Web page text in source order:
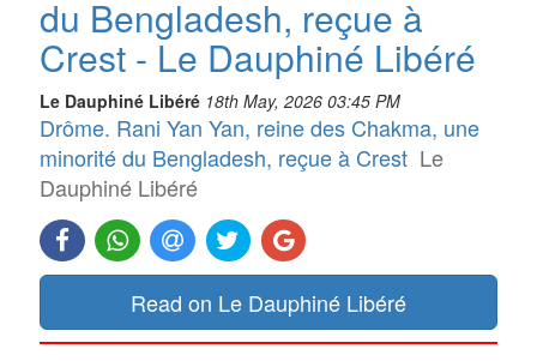
du Bengladesh, reçue à
Crest - Le Dauphiné Libéré
Le Dauphiné Libéré 18th May, 2026 03:45 PM
Drôme. Rani Yan Yan, reine des Chakma, une
minorité du Bengladesh, reçue à Crest Le
Dauphiné Libéré
Read on Le Dauphiné Libéré